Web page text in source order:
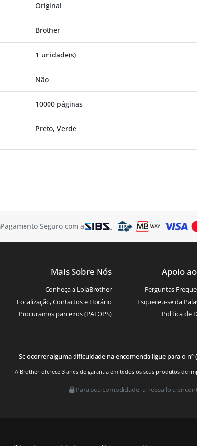
Original
Brother
1 unidade(s)
Não
10000 páginas
Preto, Verde
Pagamento Seguro com a
Mais Sobre Nós
Conheça a LojaBrother
Localização, Contactos e Horário
Procuramos parceiros (PALOPS)
Apoio
Perguntas
Esqueceu-se da
Política de
Se ocorrer alguma dificuldade na encomenda ligue para o nº
A Brother oferece 3 anos de garantia em todos os seus produtos de
Para sua comodidade, a nossa loja